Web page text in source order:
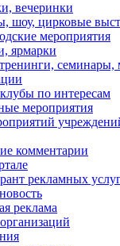
вечеринки
шоу, цирковые
мероприятия
ярмарки
семинары,
по интересам
мероприятия
комментарии
рекламных
реклама